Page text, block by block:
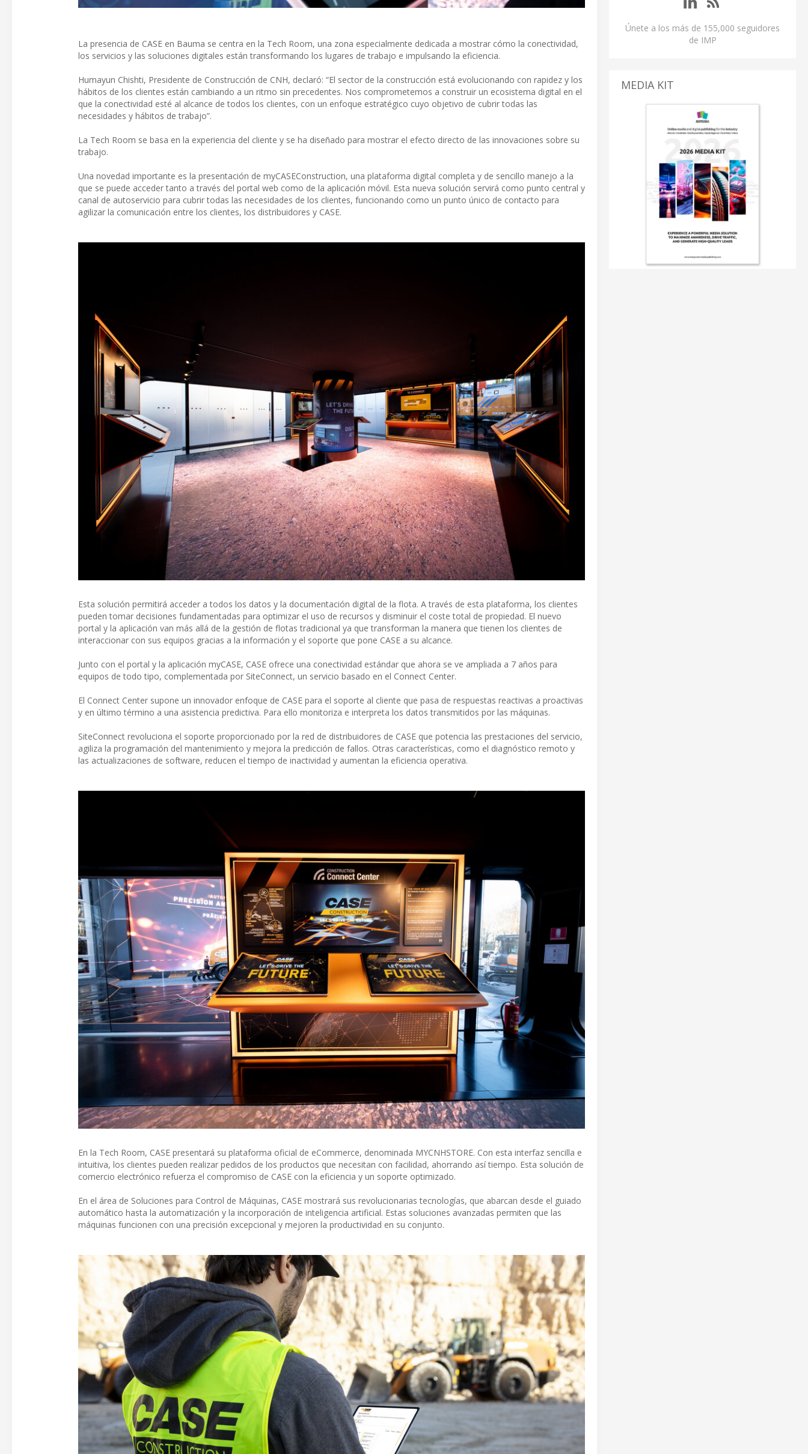
La presencia de CASE en Bauma se centra en la Tech Room, una zona especialmente dedicada a mostrar cómo la conectividad,
los servicios y las soluciones digitales están transformando los lugares de trabajo e impulsando la eficiencia.
Humayun Chishti, Presidente de Construcción de CNH, declaró: “El sector de la construcción está evolucionando con rapidez y los
hábitos de los clientes están cambiando a un ritmo sin precedentes. Nos comprometemos a construir un ecosistema digital en el
que la conectividad esté al alcance de todos los clientes, con un enfoque estratégico cuyo objetivo de cubrir todas las
necesidades y hábitos de trabajo”.
La Tech Room se basa en la experiencia del cliente y se ha diseñado para mostrar el efecto directo de las innovaciones sobre su
trabajo.
Una novedad importante es la presentación de myCASEConstruction, una plataforma digital completa y de sencillo manejo a la
que se puede acceder tanto a través del portal web como de la aplicación móvil. Esta nueva solución servirá como punto central y
canal de autoservicio para cubrir todas las necesidades de los clientes, funcionando como un punto único de contacto para
agilizar la comunicación entre los clientes, los distribuidores y CASE.
Esta solución permitirá acceder a todos los datos y la documentación digital de la flota. A través de esta plataforma, los clientes
pueden tomar decisiones fundamentadas para optimizar el uso de recursos y disminuir el coste total de propiedad. El nuevo
portal y la aplicación van más allá de la gestión de flotas tradicional ya que transforman la manera que tienen los clientes de
interaccionar con sus equipos gracias a la información y el soporte que pone CASE a su alcance.
Junto con el portal y la aplicación myCASE, CASE ofrece una conectividad estándar que ahora se ve ampliada a 7 años para
equipos de todo tipo, complementada por SiteConnect, un servicio basado en el Connect Center.
El Connect Center supone un innovador enfoque de CASE para el soporte al cliente que pasa de respuestas reactivas a proactivas
y en último término a una asistencia predictiva. Para ello monitoriza e interpreta los datos transmitidos por las máquinas.
SiteConnect revoluciona el soporte proporcionado por la red de distribuidores de CASE que potencia las prestaciones del servicio,
agiliza la programación del mantenimiento y mejora la predicción de fallos. Otras características, como el diagnóstico remoto y
las actualizaciones de software, reducen el tiempo de inactividad y aumentan la eficiencia operativa.
En la Tech Room, CASE presentará su plataforma oficial de eCommerce, denominada MYCNHSTORE. Con esta interfaz sencilla e
intuitiva, los clientes pueden realizar pedidos de los productos que necesitan con facilidad, ahorrando así tiempo. Esta solución de
comercio electrónico refuerza el compromiso de CASE con la eficiencia y un soporte optimizado.
En el área de Soluciones para Control de Máquinas, CASE mostrará sus revolucionarias tecnologías, que abarcan desde el guiado
automático hasta la automatización y la incorporación de inteligencia artificial. Estas soluciones avanzadas permiten que las
máquinas funcionen con una precisión excepcional y mejoren la productividad en su conjunto.
Únete a los más de 155,000 seguidores
de IMP
MEDIA KIT